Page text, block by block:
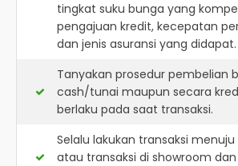
tingkat suku bunga yang
pengajuan kredit, kecepatan
dan jenis asuransi yang didapat.
Tanyakan prosedur pembelian
cash/tunai maupun secara
berlaku pada saat transaksi.
Selalu lakukan transaksi
atau transaksi di showroom